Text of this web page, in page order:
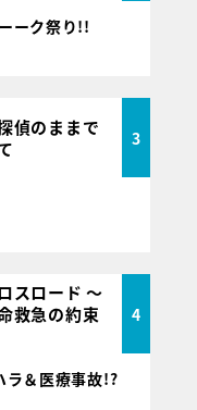
ーク祭り!!
偵のままで
3
スロード ～
救急の約束
4
＆医療事故!?